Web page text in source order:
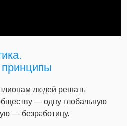
людей решать
— одну глобальную
— безработицу.